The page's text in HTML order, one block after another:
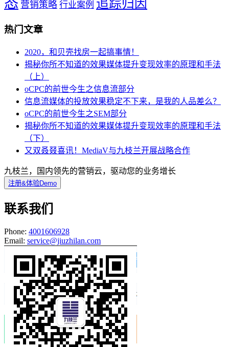
营销策略 行业案例 追踪归因
热门文章
2020，和贝壳找房一起搞事情！
揭秘你所不知道的效果媒体提升变现效率的原理和手法
（上）
oCPC的前世今生之信息流部分
信息流媒体的投放效果稳定不下来，是我的人品差么？
oCPC的前世今生之SEM部分
揭秘你所不知道的效果媒体提升变现效率的原理和手法
（下）
又双叒叕喜讯！MediaV与九枝兰开展战略合作
九枝兰，国内领先的营销云，驱动您的业务增长
注册&体验Demo
联系我们
Phone: 4001606928
Email: service@jiuzhilan.com